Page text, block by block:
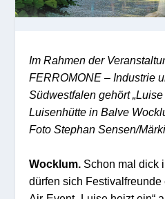
Im Rahmen der
FERROMONE – Industrie
Südwestfalen gehört
Luisenhütte in Balve
Foto Stephan Sensen/
Wocklum. Schon mal dick
dürfen sich